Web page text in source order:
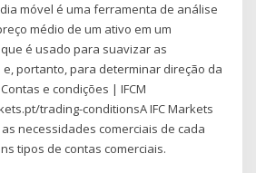
móvel é uma ferramenta de análise
médio de um ativo em um
é usado para suavizar as
portanto, para determinar direção da
e condições | IFCM
trading-conditionsA IFC Markets
necessidades comerciais de cada
tipos de contas comerciais.